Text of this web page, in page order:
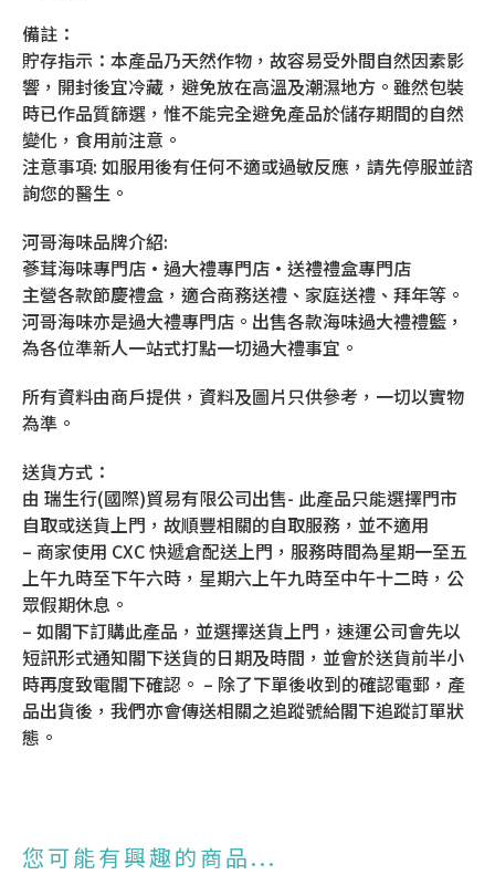
備註：
貯存指示：本產品乃天然作物，故容易受外間自然因素影
響，開封後宜冷藏，避免放在高溫及潮濕地方。雖然包裝
時已作品質篩選，惟不能完全避免產品於儲存期間的自然
變化，食用前注意。
注意事項: 如服用後有任何不適或過敏反應，請先停服並諮
詢您的醫生。
河哥海味品牌介紹:
蔘茸海味專門店•過大禮專門店•送禮禮盒專門店
主營各款節慶禮盒，適合商務送禮、家庭送禮、拜年等。
河哥海味亦是過大禮專門店。出售各款海味過大禮禮籃，
為各位準新人一站式打點一切過大禮事宜。
所有資料由商戶提供，資料及圖片只供參考，一切以實物
為準。
送貨方式：
由 瑞生行(國際)貿易有限公司出售- 此產品只能選擇門市
自取或送貨上門，故順豐相關的自取服務，並不適用
– 商家使用 CXC 快遞倉配送上門，服務時間為星期一至五
上午九時至下午六時，星期六上午九時至中午十二時，公
眾假期休息。
– 如閣下訂購此產品，並選擇送貨上門，速運公司會先以
短訊形式通知閣下送貨的日期及時間，並會於送貨前半小
時再度致電閣下確認。 – 除了下單後收到的確認電郵，產
品出貨後，我們亦會傳送相關之追蹤號給閣下追蹤訂單狀
態。
您可能有興趣的商品...